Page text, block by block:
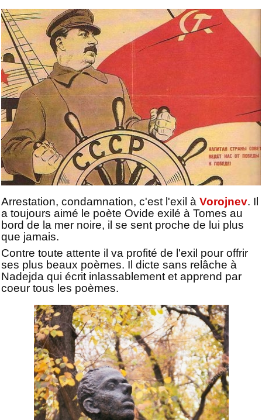
Arrestation, condamnation, c'est l'exil à Vorojnev. Il
a toujours aimé le poète Ovide exilé à Tomes au
bord de la mer noire, il se sent proche de lui plus
que jamais.
Contre toute attente il va profité de l'exil pour offrir
ses plus beaux poèmes. Il dicte sans relâche à
Nadejda qui écrit inlassablement et apprend par
coeur tous les poèmes.